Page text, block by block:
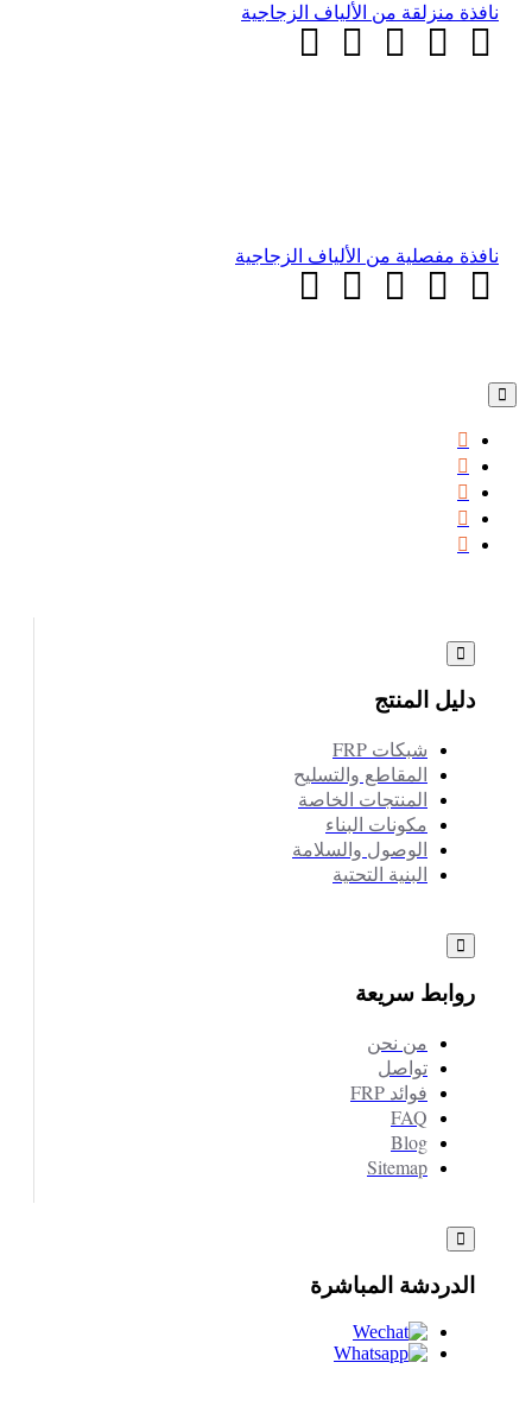
نافذة منزلقة من الألياف الزجاجية
نافذة مفصلية من الألياف الزجاجية
دليل المنتج
شبكات FRP
المقاطع والتسليح
المنتجات الخاصة
مكونات البناء
الوصول والسلامة
البنية التحتية
روابط سريعة
من نحن
تواصل
فوائد FRP
FAQ
Blog
Sitemap
الدردشة المباشرة